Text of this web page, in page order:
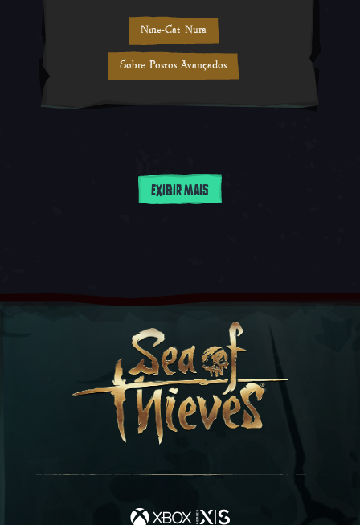
Nine-Cat Nura
Sobre Postos Avançados
EXIBIR MAIS